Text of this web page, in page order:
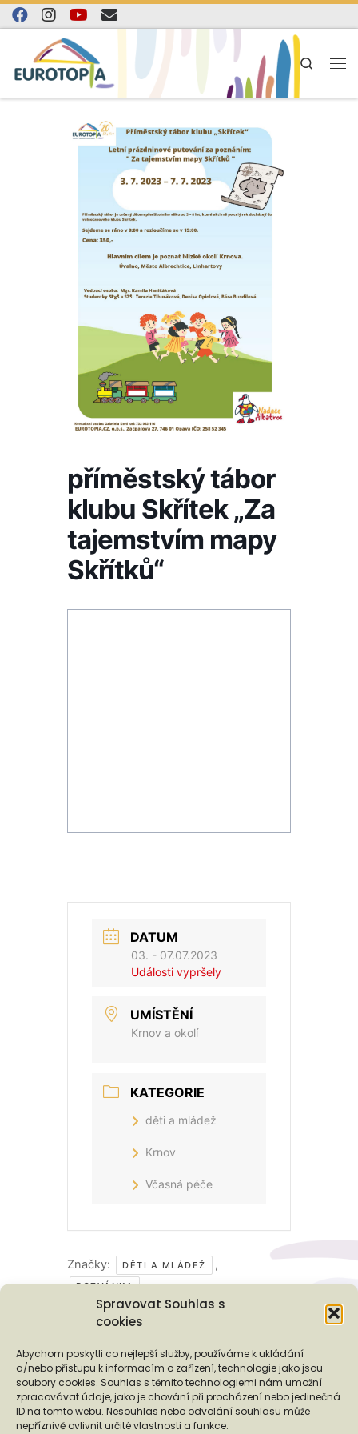
Spravovat Souhlas s
cookies
Abychom poskytli co nejlepší služby, používáme k ukládání
a/nebo přístupu k informacím o zařízení, technologie jako jsou
soubory cookies. Souhlas s těmito technologiemi nám umožní
zpracovávat údaje, jako je chování při procházení nebo jedinečná
ID na tomto webu. Nesouhlas nebo odvolání souhlasu může
nepříznivě ovlivnit určité vlastnosti a funkce.
Skip to content
Search
příměstský tábor
klubu Skřítek „Za
tajemstvím mapy
Skřítků“
DATUM
03. - 07.07.2023
Události vypršely
UMÍSTĚNÍ
Krnov a okolí
KATEGORIE
děti a mládež
Krnov
Včasná péče
Značky: DĚTI A MLÁDEŽ ,
POZVÁNKA
Podporují nás...